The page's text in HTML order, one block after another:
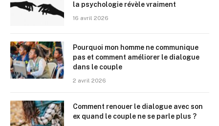
la psychologie révèle vraiment
16 avril 2026
Pourquoi mon homme ne communique
pas et comment améliorer le dialogue
dans le couple
2 avril 2026
Comment renouer le dialogue avec son
ex quand le couple ne se parle plus ?